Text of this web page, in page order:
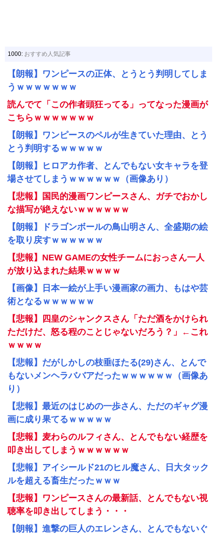
1000: おすすめ人気記事
【朗報】ワンピースの正体、とうとう判明してしま
うｗｗｗｗｗｗｗ
読んでて「この作者頭狂ってる」ってなった漫画が
こちらｗｗｗｗｗｗｗ
【朗報】ワンピースのペルが生きていた理由、とう
とう判明するｗｗｗｗｗ
【朗報】ヒロアカ作者、とんでもない女キャラを登
場させてしまうｗｗｗｗｗｗ（画像あり）
【悲報】国民的漫画ワンピースさん、ガチでおかし
な描写が絶えないｗｗｗｗｗｗ
【朗報】ドラゴンボールの鳥山明さん、全盛期の絵
を取り戻すｗｗｗｗｗｗ
【悲報】NEW GAMEの女性チームにおっさん一人
が放り込まれた結果ｗｗｗｗ
【画像】日本一絵が上手い漫画家の画力、もはや芸
術となるｗｗｗｗｗｗ
【悲報】四皇のシャンクスさん「ただ酒をかけられ
ただけだ、怒る程のことじゃないだろう？」←これ
ｗｗｗｗ
【悲報】だがしかしの枝垂ほたる(29)さん、とんで
もないメンヘラババアだったｗｗｗｗｗｗ（画像あ
り）
【悲報】最近のはじめの一歩さん、ただのギャグ漫
画に成り果てるｗｗｗｗｗ
【悲報】麦わらのルフィさん、とんでもない経歴を
叩き出してしまうｗｗｗｗｗｗ
【悲報】アイシールド21のヒル魔さん、日大タック
ルを超える畜生だったｗｗｗ
【悲報】ワンピースさんの最新話、とんでもない視
聴率を叩き出してしまう・・・
【朗報】進撃の巨人のエレンさん、とんでもないぐ